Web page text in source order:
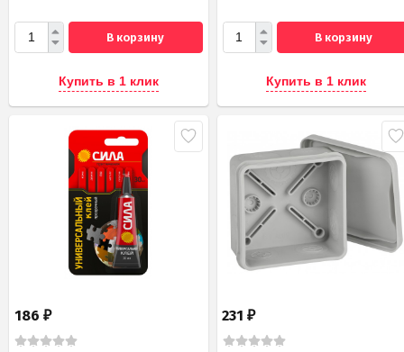
В корзину
Купить в 1 клик
В корзину
Купить в 1 клик
186 ₽ 231₽